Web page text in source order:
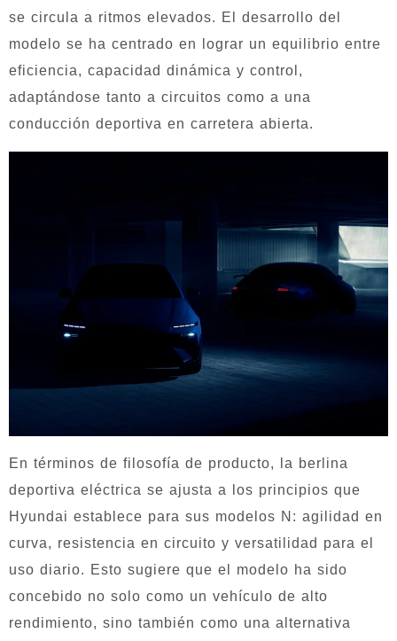
se circula a ritmos elevados. El desarrollo del
modelo se ha centrado en lograr un equilibrio entre
eficiencia, capacidad dinámica y control,
adaptándose tanto a circuitos como a una
conducción deportiva en carretera abierta.
En términos de filosofía de producto, la berlina
deportiva eléctrica se ajusta a los principios que
Hyundai establece para sus modelos N: agilidad en
curva, resistencia en circuito y versatilidad para el
uso diario. Esto sugiere que el modelo ha sido
concebido no solo como un vehículo de alto
rendimiento, sino también como una alternativa